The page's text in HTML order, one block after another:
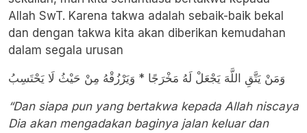
Allah SwT. Karena takwa adalah sebaik-baik bekal
dan dengan takwa kita akan diberikan kemudahan
dalam segala urusan
وَمَنْ يَتَّقِ اللَّهَ يَجْعَلْ لَهُ مَخْرَجًا * وَيَرْزُقْهُ مِنْ حَيْثُ لَا يَحْتَسِبُ
“Dan siapa pun yang bertakwa kepada Allah niscaya
Dia akan mengadakan baginya jalan keluar dan